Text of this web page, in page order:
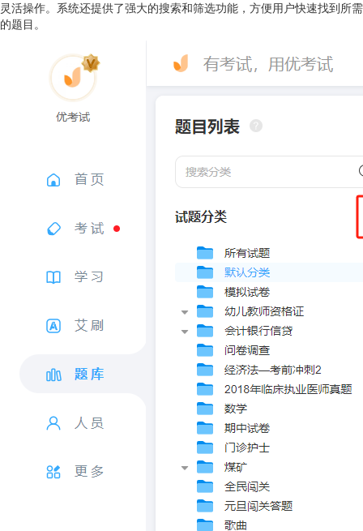
灵活操作。系统还提供了强大的搜索和筛选功能，方便用户快速找到所需
的题目。